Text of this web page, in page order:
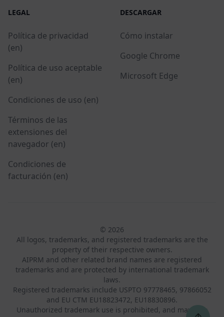
LEGAL
Política de privacidad
(en)
Política de uso aceptable
(en)
Condiciones de uso (en)
Términos de las
extensiones del
navegador (en)
Condiciones de
facturación (en)
DESCARGAR
Cómo instalar
Google Chrome
Microsoft Edge
© 2026
All logos, trademarks, and registered trademarks are the
property of their respective owners.
AIPRM and other related brand names are registered
trademarks and are protected by international trademark
laws.
Registered trademarks include USPTO 97778465, 97866052
and EU CTM EU18823472, EU18830896.
Unauthorized trademark use is prohibited, and may be a